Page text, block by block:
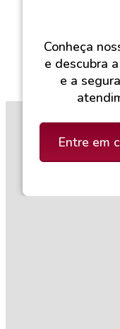
Conheça
e descubra
e a
Entre em